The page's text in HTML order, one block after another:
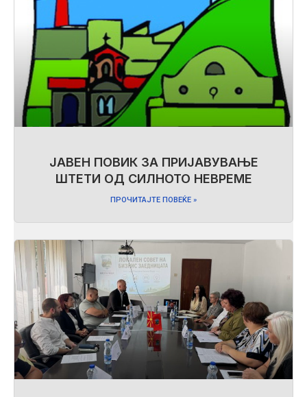
ЈАВЕН ПОВИК ЗА ПРИЈАВУВАЊЕ
ШТЕТИ ОД СИЛНОТО НЕВРЕМЕ
ПРОЧИТАЈТЕ ПОВЕЌЕ »